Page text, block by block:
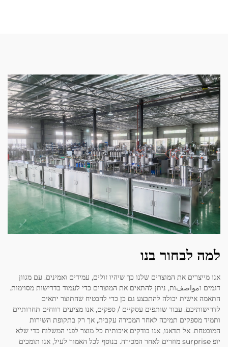
למה לבחור בנו
אנו מייצרים את המוצרים שלנו כך שיהיו זולים, עמידים ואמינים. עם מגוון
דגמים וمواصفות, ניתן להתאים את המוצרים כדי לעמוד בדרישות מסוימות.
התאמה אישית יכולה להתבצע גם כן כדי להבטיח שהתוצר יתאים
לדרישותיכם. עבור שותפים עסקיים / ספקים, אנו מציעים רווחים תחרותיים
ותמיד מספקים תמיכה לאחר המכירה עקבית, אך רק בתקופת השירות
המובטחת. אל תדאגו, אנו בודקים איכותית כל מוצר לפני המשלוח כדי שלא
יופ surprise מוזרים לאחר המכירה. בנוסף לכל האמור לעיל, אנו תומכים